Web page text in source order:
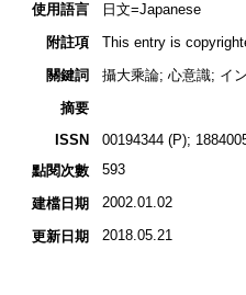
使用語言
日文=Japanese
附註項
This entry is
關鍵詞
攝大乘論; 心意識; イ
摘要
ISSN
00194344 (P);
點閱次數
593
建檔日期 2002.01.02
更新日期 2018.05.21